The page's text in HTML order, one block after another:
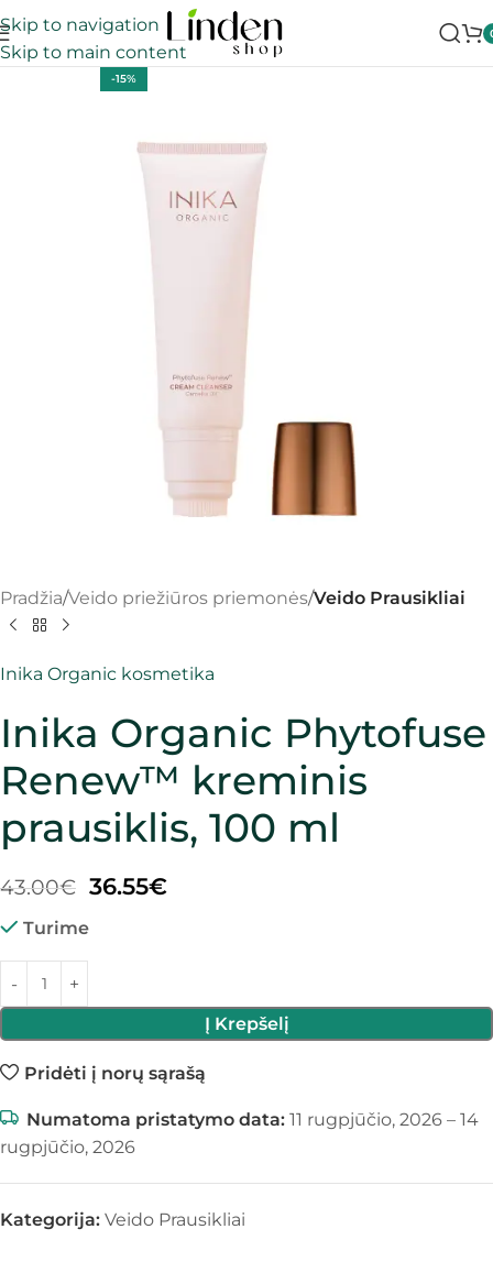
Skip to navigation
Skip to main content
-15%
Pradžia Veido priežiūros priemonės Veido Prausikliai
Inika Organic kosmetika
Inika Organic Phytofuse
Renew™ kreminis
prausiklis, 100 ml
43.00€ 36.55€
Turime
Į Krepšelį
Pridėti į norų sąrašą
Numatoma pristatymo data: 11 rugpjūčio, 2026 – 14
rugpjūčio, 2026
Kategorija: Veido Prausikliai